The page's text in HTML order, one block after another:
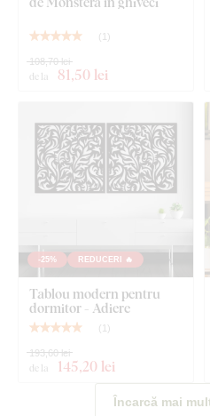
( )
de la 81,50 lei
108,70 lei
-25% REDUCERI 🔥
Tablou modern pentru
dormitor - Adiere
( 1 )
de la 145,20 lei
193,60 lei
Încarcă mai